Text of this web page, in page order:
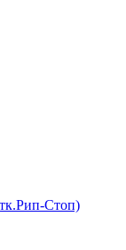
Стоп)